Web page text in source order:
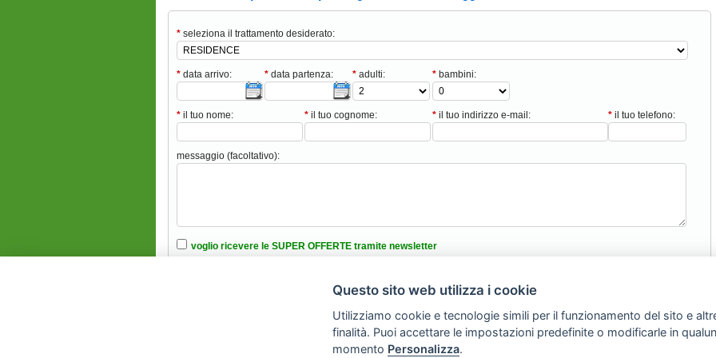
*seleziona il trattamento desiderato:
*data arrivo: *data partenza: *adulti: *bambini:
*il tuo nome: *il tuo cognome: *il tuo indirizzo e-mail: *il tuo telefono:
messaggio (facoltativo):
voglio ricevere le SUPER OFFERTE tramite newsletter
ho letto e accettato le condizioni nell’informativa sulla privacy
Torna Su
Questo sito web utilizza i cookie
Utilizziamo cookie e tecnologie simili per il funzionamento del sito e
finalità. Puoi accettare le impostazioni predefinite o modificarle in
momento Personalizza.